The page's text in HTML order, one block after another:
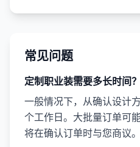
常见问题
定制职业装需要多长时间？
一般情况下，从确认设计
个工作日。大批量订单可
将在确认订单时与您商议。